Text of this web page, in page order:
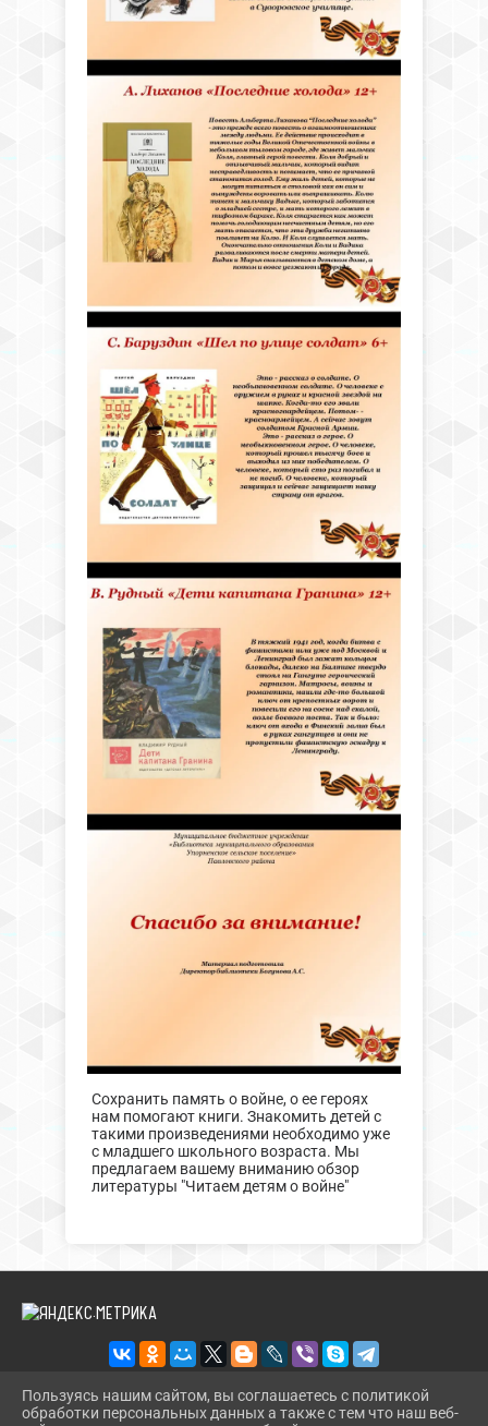
Сохранить память о войне, о ее героях
нам помогают книги. Знакомить детей с
такими произведениями необходимо уже
с младшего школьного возраста. Мы
предлагаем вашему вниманию обзор
литературы "Читаем детям о войне"
Пользуясь нашим сайтом, вы соглашаетесь с политикой
обработки персональных данных а также с тем что наш веб-